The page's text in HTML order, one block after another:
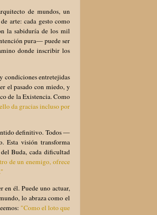
de mundos, un
arte: cada gesto como
la sabiduría de los mil
pura— puede ser
donde inscribir los
condiciones entretejidas
el pasado con miedo, y
de la Existencia. Como
da gracias incluso por
definitivo. Todos —
Esta visión transforma
Buda, cada dificultad
de un enemigo, ofrece
en él. Puede uno actuar,
lo abraza como el
"Como el loto que